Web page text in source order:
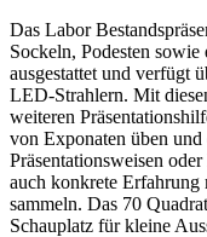
Das Labor
Sockeln, Podesten
ausgestattet und verfügt
LED-Strahlern. Mit
weiteren
von Exponaten üben
Präsentationsweisen
auch konkrete Erfahrung
sammeln. Das 70
Schauplatz für kleine